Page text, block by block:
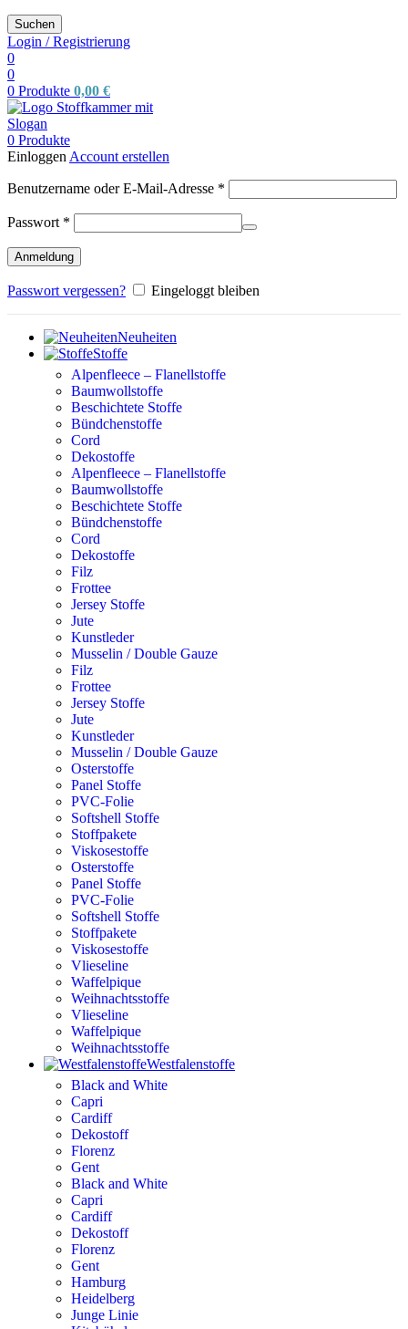
Suchen
Login / Registrierung
0
0
0 Produkte 0,00 €
0 Produkte
Einloggen Account erstellen
Benutzername oder E-Mail-Adresse *
Passwort *
Anmeldung
Passwort vergessen? Eingeloggt bleiben
Neuheiten
Stoffe
Alpenfleece – Flanellstoffe
Baumwollstoffe
Beschichtete Stoffe
Bündchenstoffe
Cord
Dekostoffe
Alpenfleece – Flanellstoffe
Baumwollstoffe
Beschichtete Stoffe
Bündchenstoffe
Cord
Dekostoffe
Filz
Frottee
Jersey Stoffe
Jute
Kunstleder
Musselin / Double Gauze
Filz
Frottee
Jersey Stoffe
Jute
Kunstleder
Musselin / Double Gauze
Osterstoffe
Panel Stoffe
PVC-Folie
Softshell Stoffe
Stoffpakete
Viskosestoffe
Osterstoffe
Panel Stoffe
PVC-Folie
Softshell Stoffe
Stoffpakete
Viskosestoffe
Vlieseline
Waffelpique
Weihnachtsstoffe
Vlieseline
Waffelpique
Weihnachtsstoffe
Westfalenstoffe
Black and White
Capri
Cardiff
Dekostoff
Florenz
Gent
Black and White
Capri
Cardiff
Dekostoff
Florenz
Gent
Hamburg
Heidelberg
Junge Linie